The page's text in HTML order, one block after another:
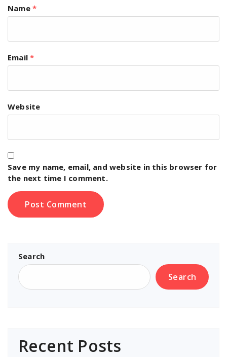
Name *
Email*
Website
Save my name, email, and website in this browser for
the next time I comment.
Search
Search
Recent Posts